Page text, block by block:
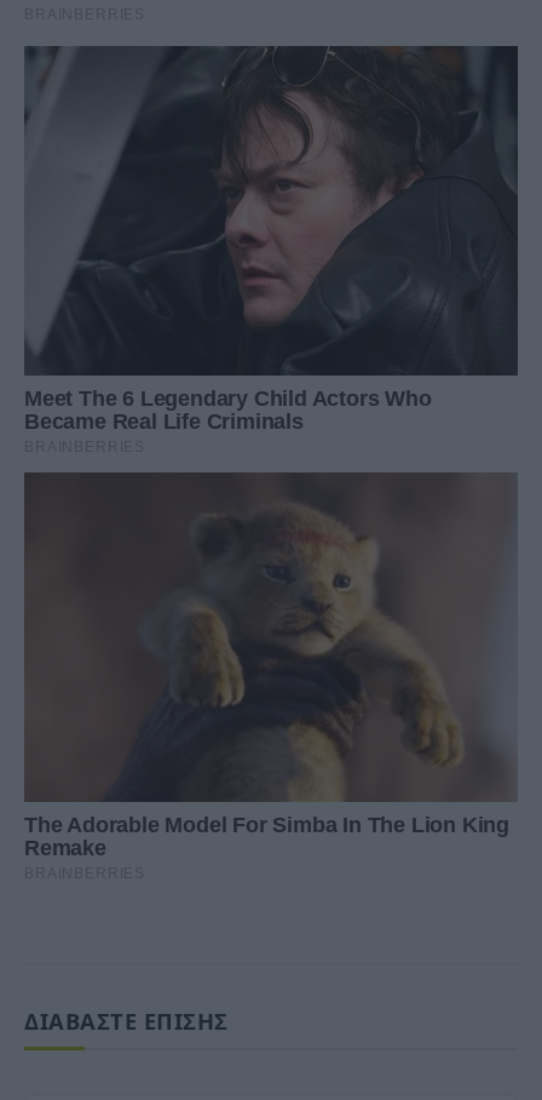
ΔΙΑΒΑΣΤΕ ΕΠΙΣΗΣ